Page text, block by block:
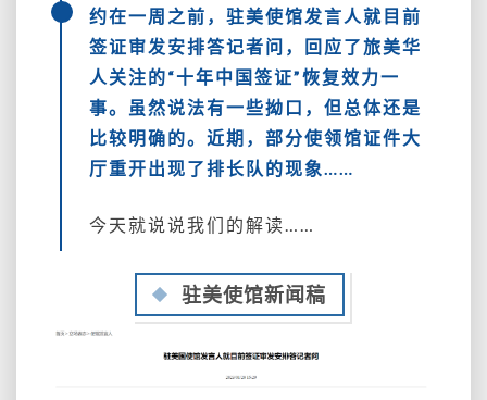
约在一周之前，驻美使馆发言人就目前
签证审发安排答记者问，回应了旅美华
人关注的“十年中国签证”恢复效力一
事。虽然说法有一些拗口，但总体还是
比较明确的。近期，部分使领馆证件大
厅重开出现了排长队的现象……
今天就说说我们的解读……
驻美使馆新闻稿